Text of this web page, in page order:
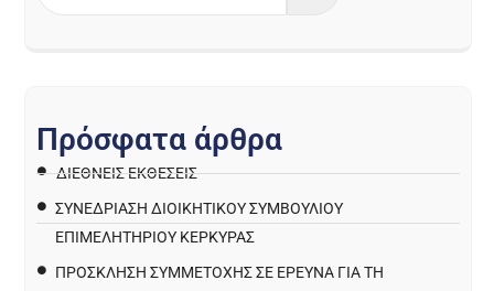
Πρόσφατα άρθρα
ΔΙΕΘΝΕΙΣ ΕΚΘΕΣΕΙΣ
ΣΥΝΕΔΡΙΑΣΗ ΔΙΟΙΚΗΤΙΚΟΥ ΣΥΜΒΟΥΛΙΟΥ
ΕΠΙΜΕΛΗΤΗΡΙΟΥ ΚΕΡΚΥΡΑΣ
ΠΡΌΣΚΛΗΣΗ ΣΥΜΜΕΤΟΧΉΣ ΣΕ ΈΡΕΥΝΑ ΓΙΑ ΤΗ